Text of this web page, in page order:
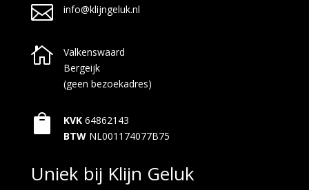
 info@klijngeluk.nl

Valkenswaard
Bergeijk
(geen bezoekadres)
 KVK 64862143
BTW NL001174077B75
Uniek bij Klijn Geluk